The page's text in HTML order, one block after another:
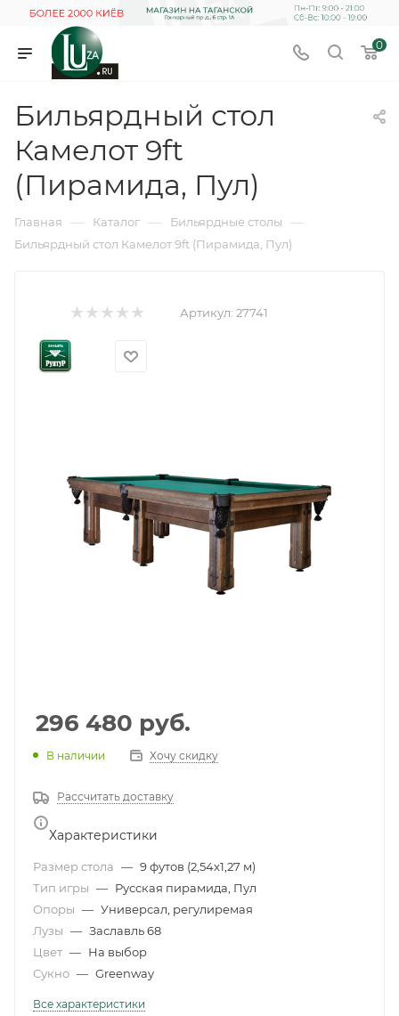
0
Бильярдный стол
Камелот 9ft
(Пирамида, Пул)
Главная — Каталог — Бильярдные столы —
Бильярдный стол Камелот 9ft (Пирамида, Пул)
Артикул: 27741
296 480 руб.
В наличии Хочу скидку
Рассчитать доставку
Характеристики
Размер стола — 9 футов (2,54x1,27 м)
Тип игры — Русская пирамида, Пул
Опоры — Универсал, регулиремая
Лузы — Заславль 68
Цвет — На выбор
Сукно — Greenway
Все характеристики